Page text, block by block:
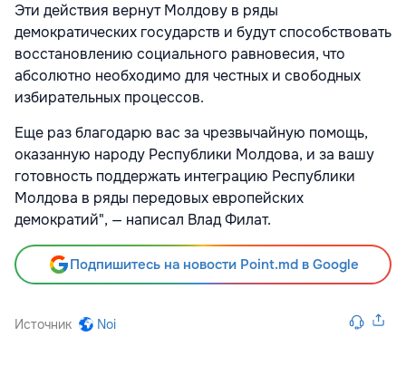
Эти действия вернут Молдову в ряды
демократических государств и будут способствовать
восстановлению социального равновесия, что
абсолютно необходимо для честных и свободных
избирательных процессов.
Еще раз благодарю вас за чрезвычайную помощь,
оказанную народу Республики Молдова, и за вашу
готовность поддержать интеграцию Республики
Молдова в ряды передовых европейских
демократий", — написал Влад Филат.
Подпишитесь на новости Point.md в Google
Источник Noi